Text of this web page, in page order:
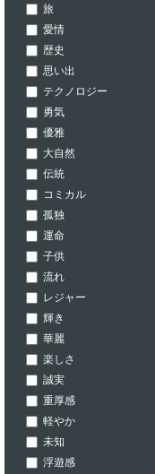
旅
愛情
歴史
思い出
テクノロジー
勇気
優雅
大自然
伝統
コミカル
孤独
運命
子供
流れ
レジャー
輝き
華麗
楽しさ
誠実
重厚感
軽やか
未知
浮遊感